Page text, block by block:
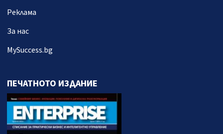
Реклама
За нас
MySuccess.bg
ПЕЧАТНОТО ИЗДАНИЕ